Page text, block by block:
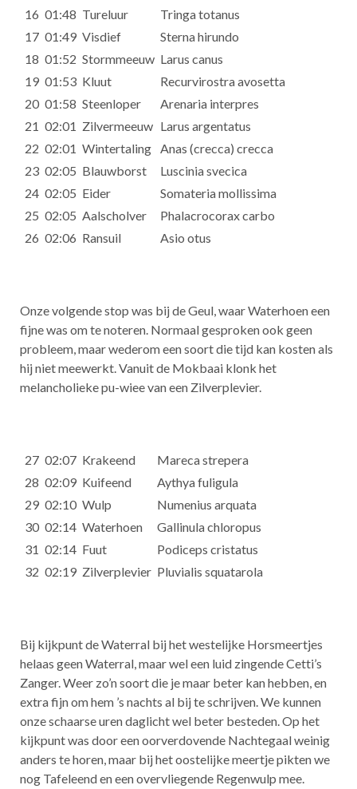
16 01:48 Tureluur
Tringa totanus
17 01:49 Visdief
Sterna hirundo
18 01:52 Stormmeeuw Larus canus
19 01:53 Kluut
Recurvirostra avosetta
20 01:58 Steenloper
Arenaria interpres
21 02:01 Zilvermeeuw Larus argentatus
22 02:01 Wintertaling
Anas (crecca) crecca
23 02:05 Blauwborst
Luscinia svecica
24 02:05 Eider
Somateria mollissima
25 02:05 Aalscholver
Phalacrocorax carbo
26 02:06 Ransuil Asio otus
Onze volgende stop was bij de Geul, waar Waterhoen een
fijne was om te noteren. Normaal gesproken ook geen
probleem, maar wederom een soort die tijd kan kosten als
hij niet meewerkt. Vanuit de Mokbaai klonk het
melancholieke pu-wiee van een Zilverplevier.
27 02:07 Krakeend
Mareca strepera
28 02:09 Kuifeend
Aythya fuligula
29 02:10 Wulp
Numenius arquata
30 02:14 Waterhoen
Gallinula chloropus
31 02:14 Fuut
Podiceps cristatus
32 02:19 Zilverplevier Pluvialis squatarola
Bij kijkpunt de Waterral bij het westelijke Horsmeertjes
helaas geen Waterral, maar wel een luid zingende Cetti’s
Zanger. Weer zo’n soort die je maar beter kan hebben, en
extra fijn om hem ’s nachts al bij te schrijven. We kunnen
onze schaarse uren daglicht wel beter besteden. Op het
kijkpunt was door een oorverdovende Nachtegaal weinig
anders te horen, maar bij het oostelijke meertje pikten we
nog Tafeleend en een overvliegende Regenwulp mee.